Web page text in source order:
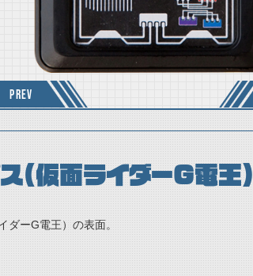
PREV
（仮面ライダーG電王）
ダーG電王）の表面。